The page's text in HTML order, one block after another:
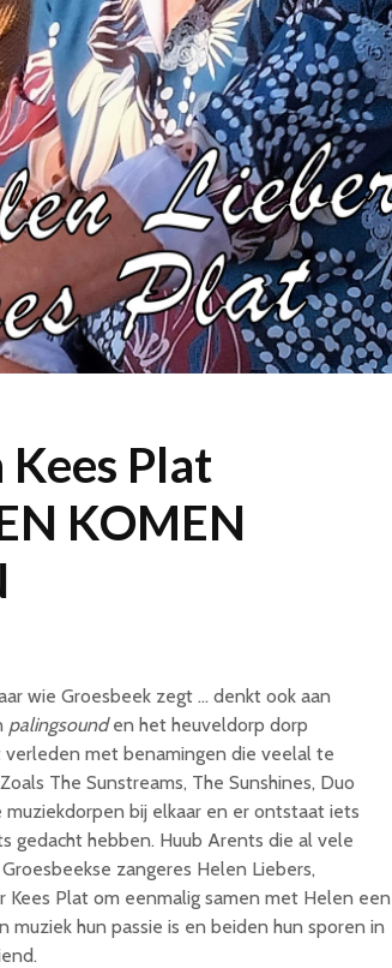
Plat
KOMEN
wie Groesbeek zegt … denkt ook aan
palingsounden het heuveldorp dorp
met benamingen die veelal te
The Sunstreams, The Sunshines, Duo
bij elkaar en er ontstaat iets
gedacht hebben. Huub Arents die al vele
zangeres Helen Liebers,
Plat om eenmalig samen met Helen een
hun passie is en beiden hun sporen in